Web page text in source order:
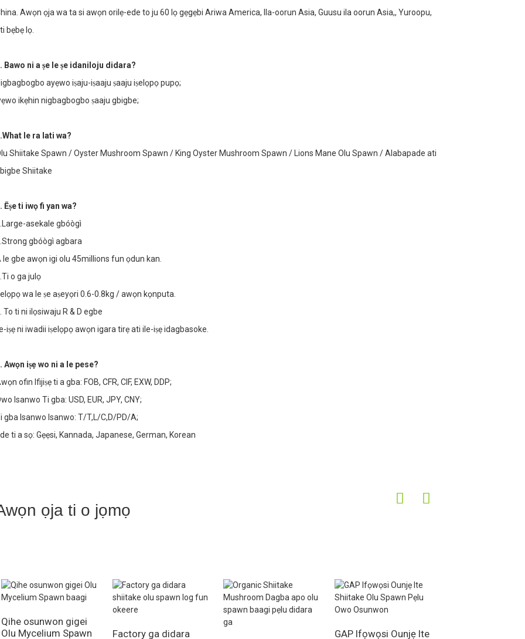
Awọn ọja wa ta si awọn orilẹ-ede to ju 60 lọ gẹgẹbi Ariwa America, Ila-oorun Asia, Guusu ila oorun Asia,, Yuroopu,
bẹbẹ lọ.
Bawo ni a ṣe le ṣe idaniloju didara?
ayẹwo iṣaju-iṣaaju ṣaaju iṣelọpọ pupọ;
ikẹhin nigbagbogbo ṣaaju gbigbe;
le ra lati wa?
Shiitake Spawn / Oyster Mushroom Spawn / King Oyster Mushroom Spawn / Lions Mane Olu Spawn / Alabapade ati
Shiitake
Ẽṣe ti iwọ fi yan wa?
asekale gbóògì
gbóògì agbara
le gbe awọn igi olu 45millions fun ọdun kan.
o ga julọ
wa le ṣe aṣeyọri 0.6-0.8kg / awọn kọnputa.
To ti ni ilọsiwaju R & D egbe
iṣẹ ni iwadii iṣelọpọ awọn igara tirẹ ati ile-iṣẹ idagbasoke.
Awọn iṣẹ wo ni a le pese?
ofin Ifijiṣẹ ti a gba: FOB, CFR, CIF, EXW, DDP;
Isanwo Ti gba: USD, EUR, JPY, CNY;
gba Isanwo Isanwo: T/T,L/C,D/PD/A;
ti a sọ: Gẹẹsi, Kannada, Japanese, German, Korean
ọja ti o jọmọ
Qihe osunwon gigei
Olu Mycelium Spawn
Factory ga didara GAP Ifọwọsi Ounjẹ Ite